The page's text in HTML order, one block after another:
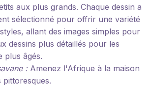
aux plus grands. Chaque dessin a
sélectionné pour offrir une variété
allant des images simples pour
dessins plus détaillés pour les
plus âgés.
:Amenez l'Afrique à la maison
pittoresques.